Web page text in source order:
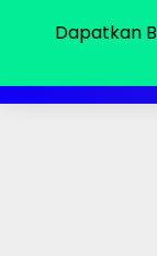
Mendesak
Dapatkan